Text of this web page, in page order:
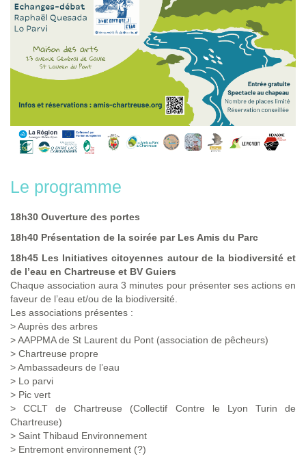
Le programme
18h30 Ouverture des portes
18h40 Présentation de la soirée par Les Amis du Parc
18h45 Les Initiatives citoyennes autour de la biodiversité et
de l’eau en Chartreuse et BV Guiers
Chaque association aura 3 minutes pour présenter ses actions en
faveur de l’eau et/ou de la biodiversité.
Les associations présentes :
> Auprès des arbres
> AAPPMA de St Laurent du Pont (association de pêcheurs)
> Chartreuse propre
> Ambassadeurs de l’eau
> Lo parvi
> Pic vert
> CCLT de Chartreuse (Collectif Contre le Lyon Turin de
Chartreuse)
> Saint Thibaud Environnement
> Entremont environnement (?)